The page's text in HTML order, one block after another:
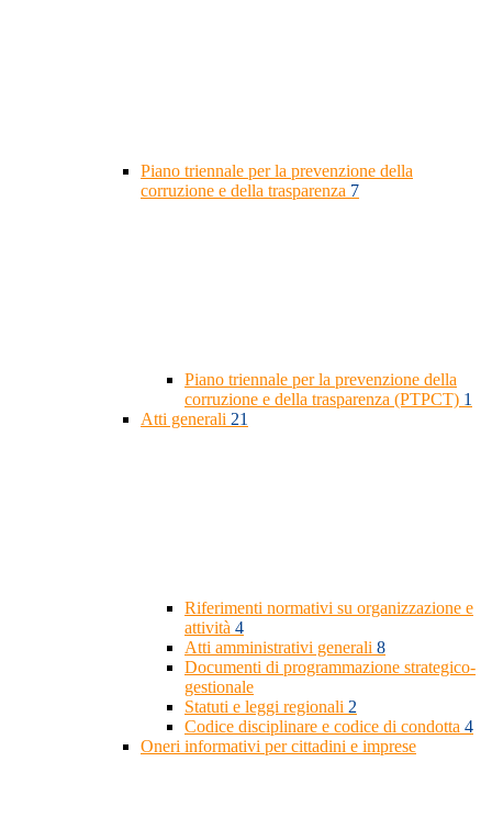
Piano triennale per la prevenzione della
corruzione e della trasparenza 7
Piano triennale per la prevenzione della
corruzione e della trasparenza (PTPCT) 1
Atti generali 21
Riferimenti normativi su organizzazione e
attività 4
Atti amministrativi generali 8
Documenti di programmazione strategico-
gestionale
Statuti e leggi regionali 2
Codice disciplinare e codice di condotta 4
Oneri informativi per cittadini e imprese